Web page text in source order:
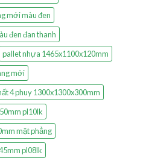
mới màu đen
đen đan thanh
pallet nhựa 1465x1100x120mm
mới
4 phuy 1300x1300x300mm
pl10lk
mặt phẳng
pl08lk